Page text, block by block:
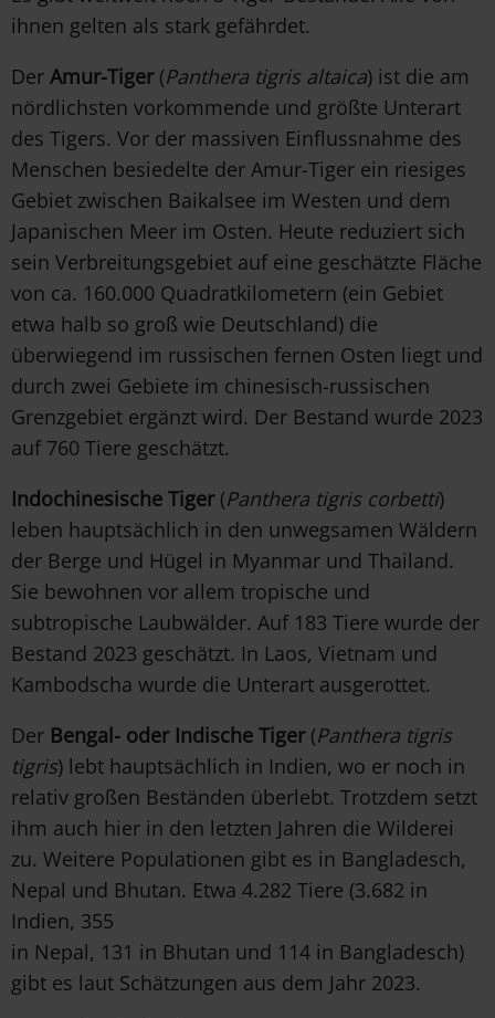
ihnen gelten als stark gefährdet.
Der Amur-Tiger(Panthera tigris altaica) ist die am
nördlichsten vorkommende und größte Unterart
des Tigers. Vor der massiven Einflussnahme des
Menschen besiedelte der Amur-Tiger ein riesiges
Gebiet zwischen Baikalsee im Westen und dem
Japanischen Meer im Osten. Heute reduziert sich
sein Verbreitungsgebiet auf eine geschätzte Fläche
von ca. 160.000 Quadratkilometern (ein Gebiet
etwa halb so groß wie Deutschland) die
überwiegend im russischen fernen Osten liegt und
durch zwei Gebiete im chinesisch-russischen
Grenzgebiet ergänzt wird. Der Bestand wurde 2023
auf 760 Tiere geschätzt.
Indochinesische Tiger (Panthera tigris corbetti)
leben hauptsächlich in den unwegsamen Wäldern
der Berge und Hügel in Myanmar und Thailand.
Sie bewohnen vor allem tropische und
subtropische Laubwälder. Auf 183 Tiere wurde der
Bestand 2023 geschätzt. In Laos, Vietnam und
Kambodscha wurde die Unterart ausgerottet.
Der Bengal- oder Indische Tiger(Panthera tigris
tigris) lebt hauptsächlich in Indien, wo er noch in
relativ großen Beständen überlebt. Trotzdem setzt
ihm auch hier in den letzten Jahren die Wilderei
zu. Weitere Populationen gibt es in Bangladesch,
Nepal und Bhutan. Etwa 4.282 Tiere (3.682 in
Indien, 355
in Nepal, 131 in Bhutan und 114 in Bangladesch)
gibt es laut Schätzungen aus dem Jahr 2023.